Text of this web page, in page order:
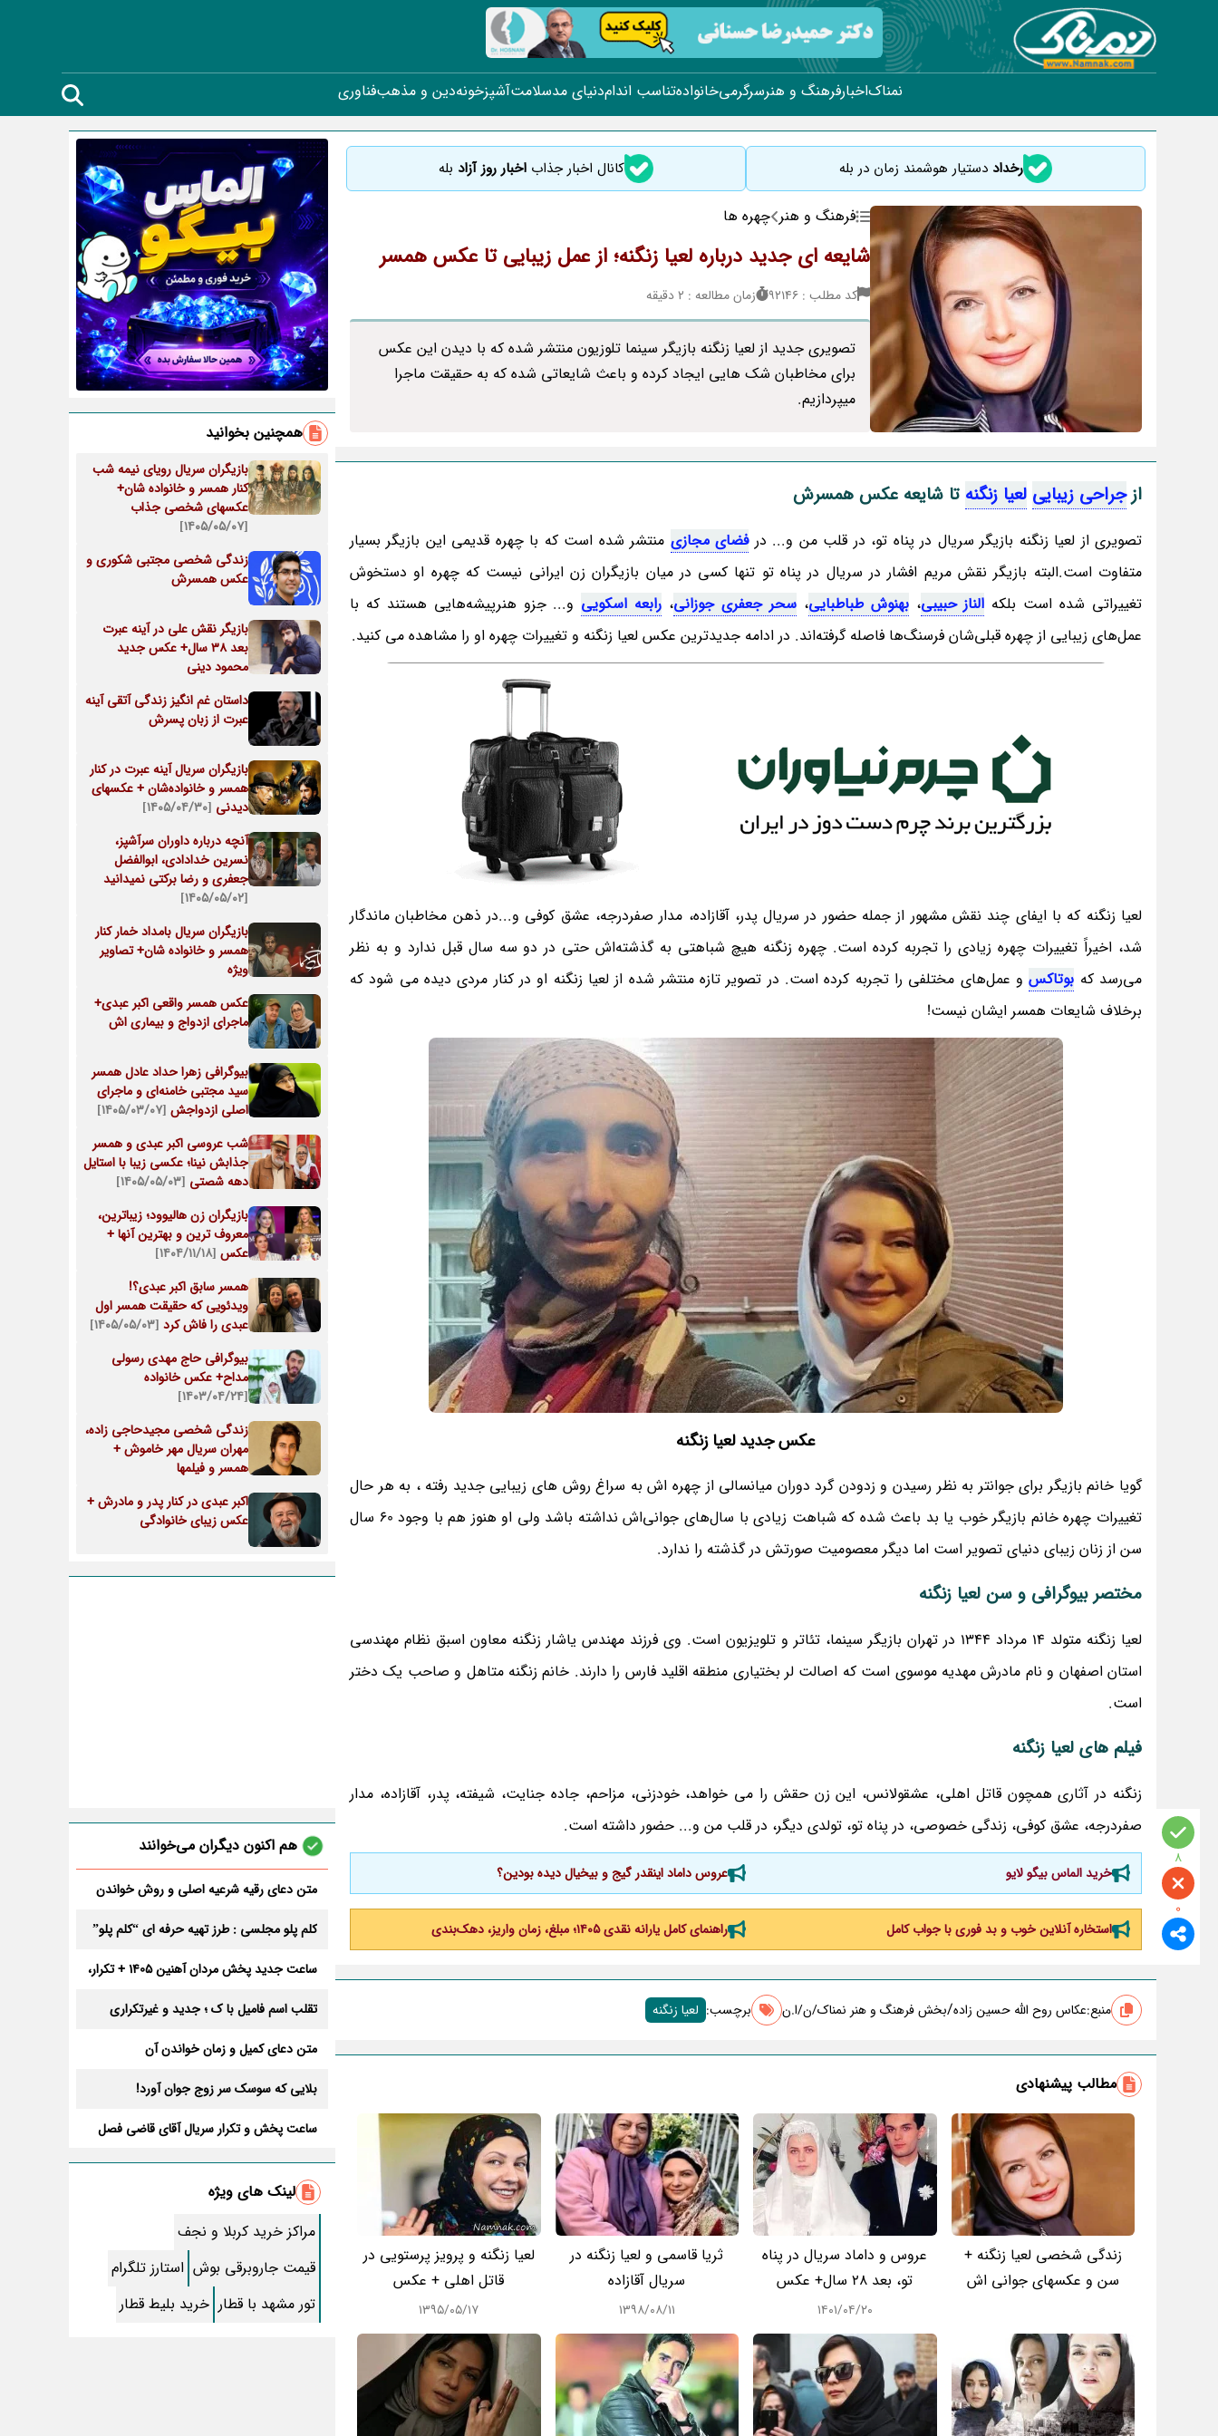
نمناکاخبارفرهنگ و هنرسرگرمیخانوادهتناسب اندامدنیای مدسلامتآشپزخونهدین و مذهبفناوری
رخداد دستیار هوشمند زمان در بله کانال اخبار جذاب اخبار روز آزاد بله
فرهنگ و هنر چهره ها
شایعه ای جدید درباره لعیا زنگنه؛ از عمل زیبایی تا عکس همسر
کد مطلب : 92146 زمان مطالعه : 2 دقیقه
تصویری جدید از لعیا زنگنه بازیگر سینما تلوزیون منتشر شده که با دیدن این عکس
برای مخاطبان شک هایی ایجاد کرده و باعث شایعاتی شده که به حقیقت ماجرا
میپردازیم.
ازجراحی زیبایی لعیا زنگنه تا شایعه عکس همسرش
تصویری از لعیا زنگنه بازیگر سریال در پناه تو، در قلب من و... درفضای مجازی منتشر شده است که با چهره قدیمی این بازیگر بسیار
متفاوت است.البته بازیگر نقش مریم افشار در سریال در پناه تو تنها کسی در میان بازیگران زن ایرانی نیست که چهره او دستخوش
تغییراتی شده است بلکه الناز حبیبی،بهنوش طباطبایی،سحر جعفری جوزانی، رابعه اسکویی و... جزو هنرپیشه‌هایی هستند که با
عمل‌های زیبایی از چهره قبلی‌شان فرسنگ‌ها فاصله گرفته‌اند. در ادامه جدیدترین عکس لعیا زنگنه و تغییرات چهره او را مشاهده می کنید.
لعیا زنگنه که با ایفای چند نقش مشهور از جمله حضور در سریال پدر، آقازاده، مدار صفردرجه، عشق کوفی و...در ذهن مخاطبان ماندگار
شد، اخیراً تغییرات چهره زیادی را تجربه کرده است. چهره زنگنه هیچ شباهتی به گذشته‌اش حتی در دو سه سال قبل ندارد و به نظر
می‌رسد که بوتاکسو عمل‌های مختلفی را تجربه کرده است. در تصویر تازه منتشر شده از لعیا زنگنه او در کنار مردی دیده می شود که
برخلاف شایعات همسر ایشان نیست!
عکس جدید لعیا زنگنه
گویا خانم بازیگر برای جوانتر به نظر رسیدن و زدودن گرد دوران میانسالی از چهره اش به سراغ روش های زیبایی جدید رفته ، به هر حال
تغییرات چهره خانم بازیگر خوب یا بد باعث شده که شباهت زیادی با سال‌های جوانی‌اش نداشته باشد ولی او هنوز هم با وجود 60 سال
سن از زنان زیبای دنیای تصویر است اما دیگر معصومیت صورتش در گذشته را ندارد.
مختصر بیوگرافی و سن لعیا زنگنه
لعیا زنگنه متولد 14 مرداد 1344 در تهران بازیگر سینما، تئاتر و تلویزیون است. وی فرزند مهندس یاشار زنگنه معاون اسبق نظام مهندسی
استان اصفهان و نام مادرش مهدیه موسوی است که اصالت لر بختیاری منطقه اقلید فارس را دارند. خانم زنگنه متاهل و صاحب یک دختر
است.
فیلم های لعیا زنگنه
زنگنه در آثاری همچون قاتل اهلی، عشقولانس، این زن حقش را می خواهد، خودزنی، مزاحم، جاده جنایت، شیفته، پدر، آقازاده، مدار
صفردرجه، عشق کوفی، زندگی خصوصی، در پناه تو، تولدی دیگر، در قلب من و... حضور داشته است.
خرید الماس بیگو لایو عروس داماد اینقدر گیج و بیخیال دیده بودین؟
استخاره آنلاین خوب و بد فوری با جواب کامل راهنمای کامل یارانه نقدی ۱۴۰۵؛ مبلغ، زمان واریز، دهک‌بندی
8
0
منبع:عکاس روح الله حسین زاده/بخش فرهنگ و هنر نمناک/ن/ا.ن برچسب‌: لعیا زنگنه
مطالب پیشنهادی
زندگی شخصی لعیا زنگنه +
سن و عکسهای جوانی اش
عروس و داماد سریال در پناه
تو، بعد 28 سال+ عکس
۱۴۰۱/۰۴/۲۰
ثریا قاسمی و لعیا زنگنه در
سریال آقازاده
۱۳۹۸/۰۸/۱۱
لعیا زنگنه و پرویز پرستویی در
قاتل اهلی + عکس
۱۳۹۵/۰۵/۱۷
همچنین بخوانید
بازیگران سریال رویای نیمه شب
کنار همسر و خانواده شان+
عکسهای شخصی جذاب
[۱۴۰۵/۰۵/۰۷]
زندگی شخصی مجتبی شکوری و
عکس همسرش
بازیگر نقش علی در آینه عبرت
بعد 38 سال+ عکس جدید
محمود دینی
داستان غم انگیز زندگی آتقی آینه
عبرت از زبان پسرش
بازیگران سریال آینه عبرت در کنار
همسر و خانواده‌شان + عکسهای
دیدنی [۱۴۰۵/۰۴/۳۰]
آنچه درباره داوران سرآشپز،
نسرین خدادادی، ابوالفضل
جعفری و رضا برکتی نمیدانید
[۱۴۰۵/۰۵/۰۲]
بازیگران سریال بامداد خمار کنار
همسر و خانواده شان+ تصاویر
ویژه
عکس همسر واقعی اکبر عبدی+
ماجرای ازدواج و بیماری اش
بیوگرافی زهرا حداد عادل همسر
سید مجتبی خامنه‌ای و ماجرای
اصلی ازدواجش [۱۴۰۵/۰۳/۰۷]
شب عروسی اکبر عبدی و همسر
جذابش نینا؛ عکسی زیبا با استایل
دهه شصتی [۱۴۰۵/۰۵/۰۳]
بازیگران زن هالیوود؛ زیباترین،
معروف ترین و بهترین آنها +
عکس [۱۴۰۴/۱۱/۱۸]
همسر سابق اکبر عبدی؟!
ویدئویی که حقیقت همسر اول
عبدی را فاش کرد [۱۴۰۵/۰۵/۰۳]
بیوگرافی حاج مهدی رسولی
مداح+ عکس خانواده
[۱۴۰۳/۰۴/۲۴]
زندگی شخصی مجیدحاجی زاده،
مهران سریال مهر خاموش +
همسر و فیلمها
اکبر عبدی در کنار پدر و مادرش +
عکس زیبای خانوادگی
هم اکنون دیگران می‌خوانند
متن دعای رقیه شرعیه اصلی و روش خواندن
کلم پلو مجلسی : طرز تهیه حرفه ای “کلم پلو”
ساعت جدید پخش مردان آهنین 1405 + تکرار،
تقلب اسم فامیل با ک ؛ جدید و غیرتکراری
متن دعای کمیل و زمان خواندن آن
بلایی که سوسک سر زوج جوان آورد!
ساعت پخش و تکرار سریال آقای قاضی فصل
طرز تهیه سالاد ماکارونی خانگی خوشمزه و
لذیذ + آموزش تصویری
طرز تهیه پاستا با سس آلفردو و مرغ فوری +
آموزش تصویری پنه
جواب کامل اسم فامیل با “س”
ماه قرمز نشانه آخر دنیا در آسمان ظاهر شد !
جملات زیبا برای بهترین پدر دنیا
لینک های ویژه
مراکز خرید کربلا و نجف
قیمت جاروبرقی بوش استارز تلگرام
تور مشهد با قطار خرید بلیط قطار